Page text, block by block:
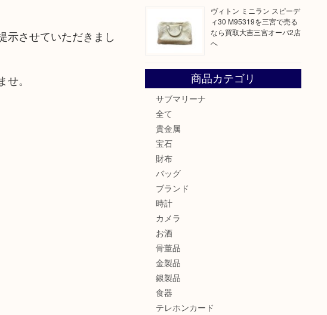
示させていただきまし
。
ヴィトン ミニラン スピーデ
ィ30 M95319を三宮で売る
なら買取大吉三宮オーパ2店
へ
商品カテゴリ
サブマリーナ
全て
貴金属
宝石
財布
バッグ
ブランド
時計
カメラ
お酒
骨董品
金製品
銀製品
食器
テレホンカード